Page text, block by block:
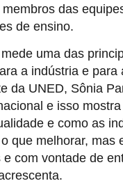
das
de ensino.
uma das
a indústria e para
da UNED, Sônia
e isso
e como as
que melhorar, mas
com vontade de